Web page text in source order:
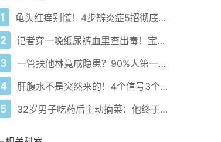
1 龟头红痒别慌！4步辨炎症5招彻底防复发
2 记者穿一晚纸尿裤血里查出毒！宝宝血液浓度竟是成人的5倍？
3 一管扶他林竟成隐患？90%人第一步就错了！
4 肝腹水不是突然来的！4个信号3个管理要点别等肚子鼓起来
5 32岁男子吃药后主动摘菜：他终于活过来了？